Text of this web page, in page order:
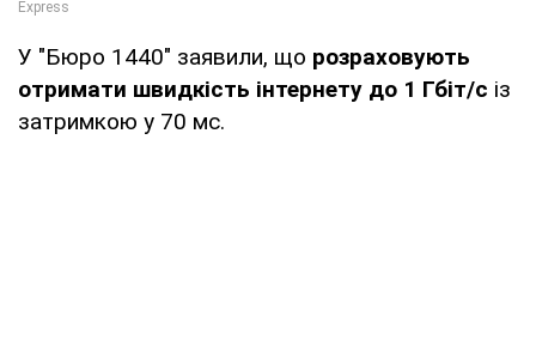
У "Бюро 1440" заявили, що розраховують
отримати швидкість інтернету до 1 Гбіт/с із
затримкою у 70 мс.